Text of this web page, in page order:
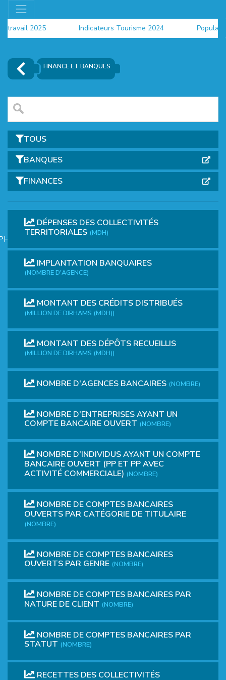
travail 2025 Indicateurs Tourisme 2024
FINANCE ET BANQUES
TOUS
BANQUES
FINANCES
DÉPENSES DES COLLECTIVITÉS
TERRITORIALES (MDH)
IMPLANTATION BANQUAIRES
(NOMBRE D'AGENCE)
MONTANT DES CRÉDITS DISTRIBUÉS
(MILLION DE DIRHAMS (MDH))
MONTANT DES DÉPÔTS RECUEILLIS
(MILLION DE DIRHAMS (MDH))
NOMBRE D'AGENCES BANCAIRES (NOMBRE)
NOMBRE D'ENTREPRISES AYANT UN
COMPTE BANCAIRE OUVERT (NOMBRE)
NOMBRE D'INDIVIDUS AYANT UN COMPTE
BANCAIRE OUVERT (PP ET PP AVEC
ACTIVITÉ COMMERCIALE) (NOMBRE)
NOMBRE DE COMPTES BANCAIRES
OUVERTS PAR CATÉGORIE DE TITULAIRE
(NOMBRE)
NOMBRE DE COMPTES BANCAIRES
OUVERTS PAR GENRE (NOMBRE)
NOMBRE DE COMPTES BANCAIRES PAR
NATURE DE CLIENT (NOMBRE)
NOMBRE DE COMPTES BANCAIRES PAR
STATUT (NOMBRE)
RECETTES DES COLLECTIVITÉS